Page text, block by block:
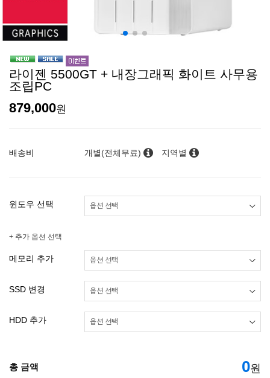
라이젠 5500GT + 내장그래픽 화이트 사무용
조립PC
879,000원
배송비 개별(전체무료) 지역별
윈도우 선택
+ 추가 옵션 선택
메모리 추가
SSD 변경
HDD 추가
총 금액 0원